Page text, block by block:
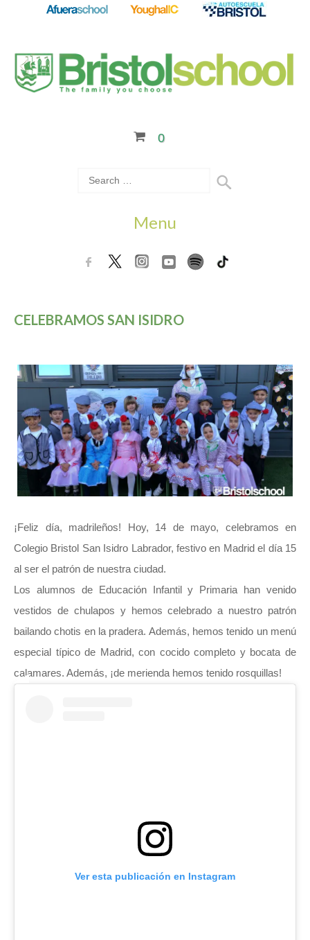
0
Menu
CELEBRAMOS SAN ISIDRO
¡Feliz día, madrileños! Hoy, 14 de mayo, celebramos en
Colegio Bristol San Isidro Labrador, festivo en Madrid el día 15
al ser el patrón de nuestra ciudad.
Los alumnos de Educación Infantil y Primaria han venido
vestidos de chulapos y hemos celebrado a nuestro patrón
bailando chotis en la pradera. Además, hemos tenido un menú
especial típico de Madrid, con cocido completo y bocata de
calamares. Además, ¡de merienda hemos tenido rosquillas!
Ver esta publicación en Instagram